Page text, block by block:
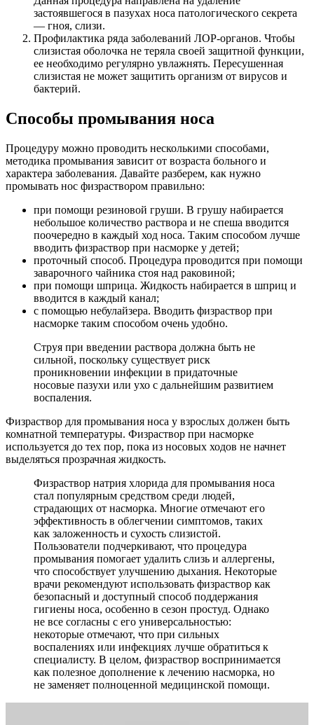
застоявшегося в пазухах носа патологического секрета
— гноя, слизи.
Профилактика ряда заболеваний ЛОР-органов. Чтобы
слизистая оболочка не теряла своей защитной функции,
ее необходимо регулярно увлажнять. Пересушенная
слизистая не может защитить организм от вирусов и
бактерий.
Способы промывания носа
Процедуру можно проводить несколькими способами,
методика промывания зависит от возраста больного и
характера заболевания. Давайте разберем, как нужно
промывать нос физраствором правильно:
при помощи резиновой груши. В грушу набирается
небольшое количество раствора и не спеша вводится
поочередно в каждый ход носа. Таким способом лучше
вводить физраствор при насморке у детей;
проточный способ. Процедура проводится при помощи
заварочного чайника стоя над раковиной;
при помощи шприца. Жидкость набирается в шприц и
вводится в каждый канал;
с помощью небулайзера. Вводить физраствор при
насморке таким способом очень удобно.
Струя при введении раствора должна быть не
сильной, поскольку существует риск
проникновении инфекции в придаточные
носовые пазухи или ухо с дальнейшим развитием
воспаления.
Физраствор для промывания носа у взрослых должен быть
комнатной температуры. Физраствор при насморке
используется до тех пор, пока из носовых ходов не начнет
выделяться прозрачная жидкость.
Физраствор натрия хлорида для промывания носа
стал популярным средством среди людей,
страдающих от насморка. Многие отмечают его
эффективность в облегчении симптомов, таких
как заложенность и сухость слизистой.
Пользователи подчеркивают, что процедура
промывания помогает удалить слизь и аллергены,
что способствует улучшению дыхания. Некоторые
врачи рекомендуют использовать физраствор как
безопасный и доступный способ поддержания
гигиены носа, особенно в сезон простуд. Однако
не все согласны с его универсальностью:
некоторые отмечают, что при сильных
воспалениях или инфекциях лучше обратиться к
специалисту. В целом, физраствор воспринимается
как полезное дополнение к лечению насморка, но
не заменяет полноценной медицинской помощи.